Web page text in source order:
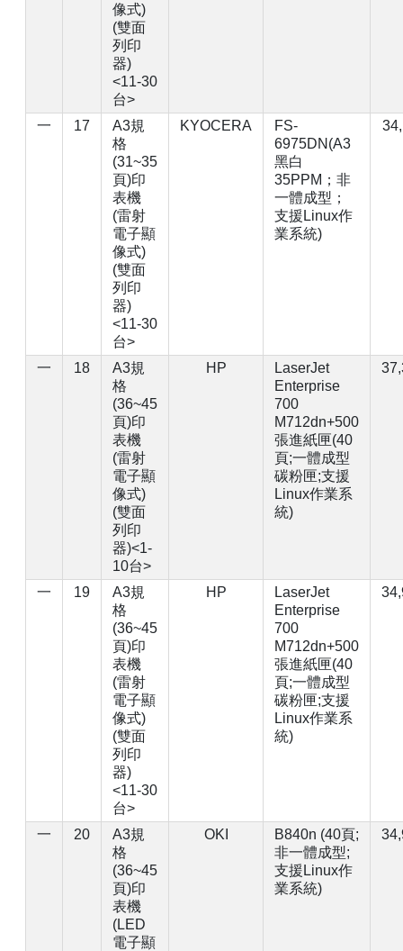
像式)
(雙面
列印
器)
<11-30
台>
一 17
A3規
格
(31~35
頁)印
表機
(雷射
電子顯
像式)
(雙面
列印
器)
<11-30
台>
KYOCERA
FS-
6975DN(A3
黑白
35PPM；非
一體成型；
支援Linux作
業系統)
一 18
A3規
格
(36~45
頁)印
表機
(雷射
電子顯
像式)
(雙面
列印
器)<1-
10台>
HP
LaserJet
Enterprise
700
M712dn+500
張進紙匣(40
頁;一體成型
碳粉匣;支援
Linux作業系
統)
一 19
A3規
格
(36~45
頁)印
表機
(雷射
電子顯
像式)
(雙面
列印
器)
<11-30
台>
HP
LaserJet
Enterprise
700
M712dn+500
張進紙匣(40
頁;一體成型
碳粉匣;支援
Linux作業系
統)
一 20
A3規
格
(36~45
頁)印
表機
(LED
電子顯
OKI
B840n (40頁;
非一體成型;
支援Linux作
業系統)